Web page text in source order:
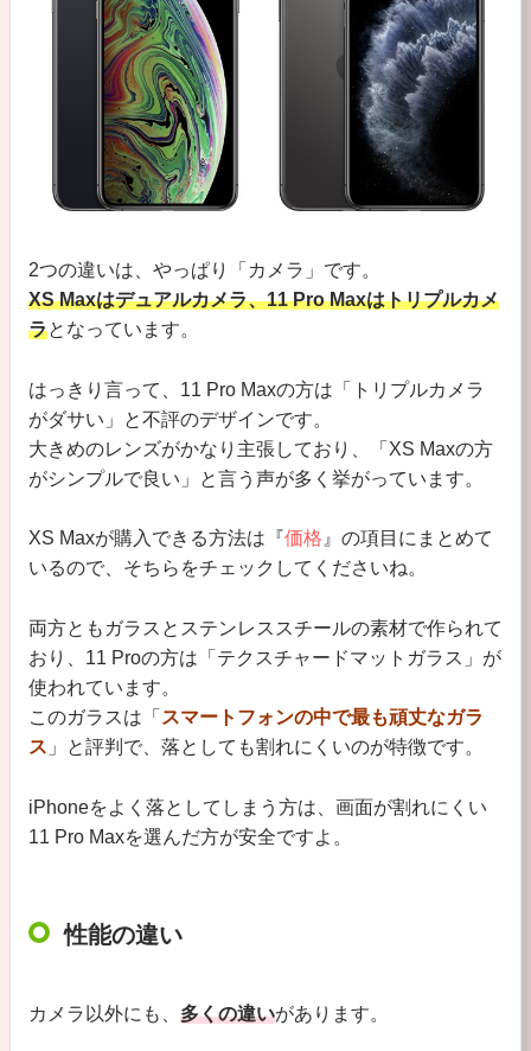
2つの違いは、やっぱり「カメラ」です。
XS Maxはデュアルカメラ、11 Pro Maxはトリプルカメ
ラとなっています。
はっきり言って、11 Pro Maxの方は「トリプルカメラ
がダサい」と不評のデザインです。
大きめのレンズがかなり主張しており、「XS Maxの方
がシンプルで良い」と言う声が多く挙がっています。
XS Maxが購入できる方法は『 価格』の項目にまとめて
いるので、そちらをチェックしてくださいね。
両方ともガラスとステンレススチールの素材で作られて
おり、11 Proの方は「テクスチャードマットガラス」が
使われています。
このガラスは「 スマートフォンの中で最も頑丈なガラ
ス 」と評判で、落としても割れにくいのが特徴です。
iPhoneをよく落としてしまう方は、画面が割れにくい
11 Pro Maxを選んだ方が安全ですよ。
性能の違い
カメラ以外にも、 多くの違いがあります。